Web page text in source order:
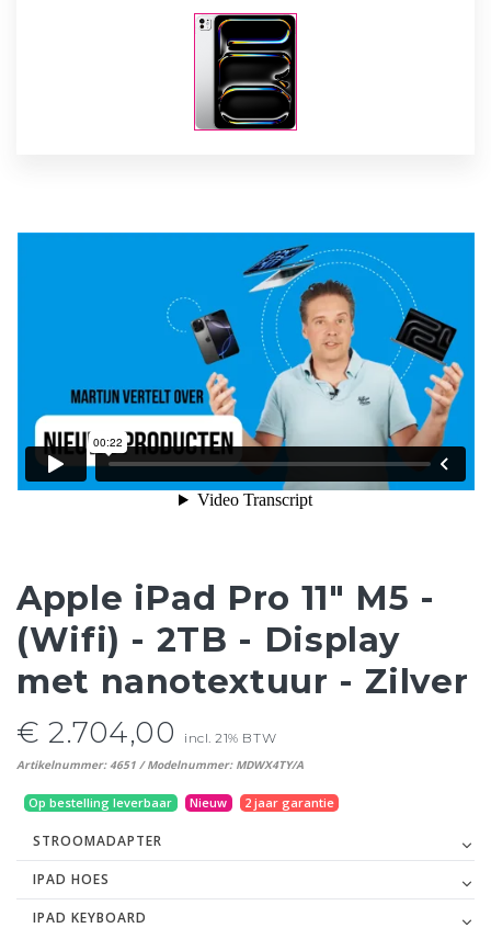
Apple iPad Pro 11" M5 -
(Wifi) - 2TB - Display
met nanotextuur - Zilver
€ 2.704,00 incl. 21% BTW
Artikelnummer: 4651 / Modelnummer: MDWX4TY/A
Op bestelling leverbaar Nieuw 2 jaar garantie
STROOMADAPTER
IPAD HOES
IPAD KEYBOARD